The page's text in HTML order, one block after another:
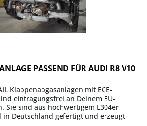
PASSEND FÜR AUDI R8 V10
Klappenabgasanlagen mit ECE-
eintragungsfrei an Deinem EU-
Sie sind aus hochwertigem L304er
in Deutschland gefertigt und erzeugt